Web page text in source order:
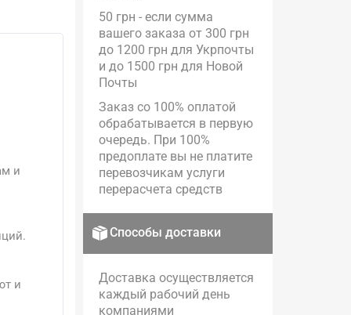
и
и
50 грн - если сумма
вашего заказа от 300 грн
до 1200 грн для Укрпочты
и до 1500 грн для Новой
Почты
Заказ со 100% оплатой
обрабатывается в первую
очередь. При 100%
предоплате вы не платите
перевозчикам услуги
перерасчета средств
Способы доставки
Доставка осуществляется
каждый рабочий день
компаниями